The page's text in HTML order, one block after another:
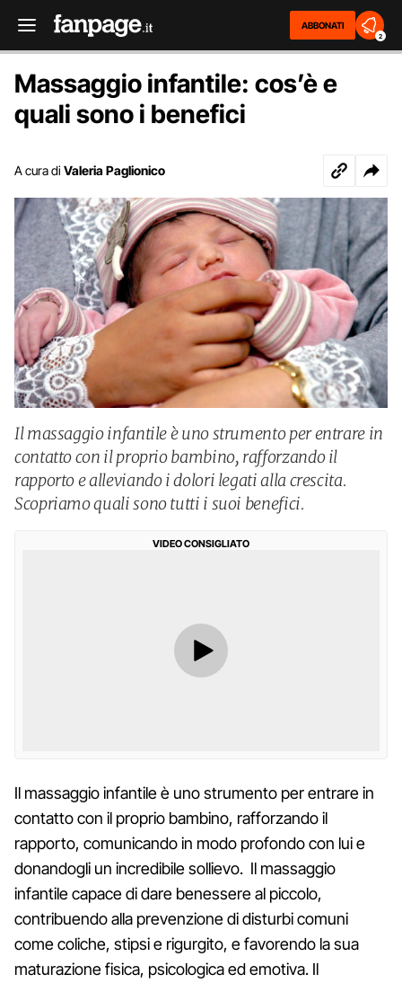
ABBONATI
2
Massaggio infantile: cos’è e
quali sono i benefici
A cura di Valeria Paglionico
Il massaggio infantile è uno strumento per entrare in
contatto con il proprio bambino, rafforzando il
rapporto e alleviando i dolori legati alla crescita.
Scopriamo quali sono tutti i suoi benefici.
VIDEO CONSIGLIATO
Il massaggio infantile è uno strumento per entrare in
contatto con il proprio bambino, rafforzando il
rapporto, comunicando in modo profondo con lui e
donandogli un incredibile sollievo. Il massaggio
infantile capace di dare benessere al piccolo,
contribuendo alla prevenzione di disturbi comuni
come coliche, stipsi e rigurgito, e favorendo la sua
maturazione fisica, psicologica ed emotiva. Il